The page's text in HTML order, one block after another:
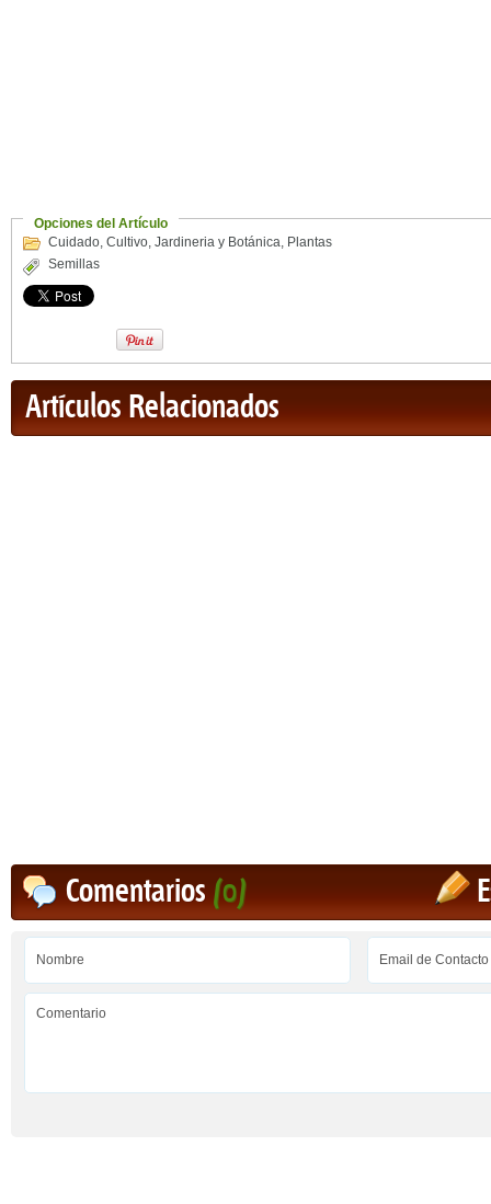
Opciones del Artículo
Cuidado, Cultivo, Jardineria y Botánica, Plantas
Semillas
Artículos Relacionados
Comentarios(0)